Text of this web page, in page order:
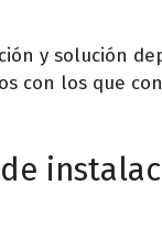
y solución
con los que